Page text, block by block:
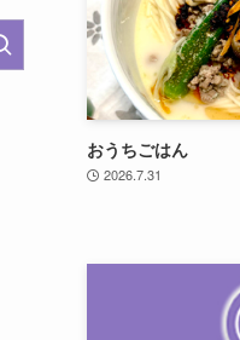
おうちごはん
2026.7.31